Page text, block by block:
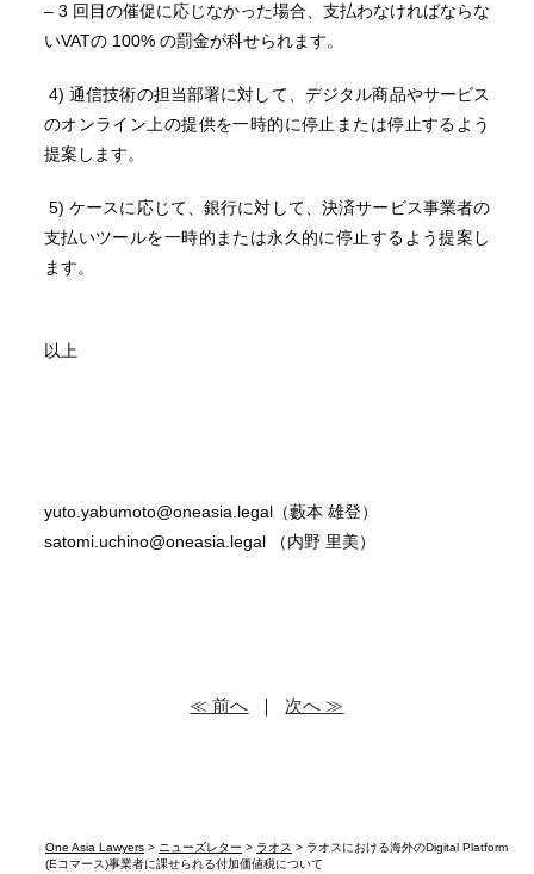
One Asia Lawyers > ニューズレター > ラオス > ラオスにおける海外のDigital Platform
(Eコマース)事業者に課せられる付加価値税について
– 3 回目の催促に応じなかった場合、支払わなければならな
いVATの 100% の罰金が科せられます。
4) 通信技術の担当部署に対して、デジタル商品やサービス
のオンライン上の提供を一時的に停止または停止するよう
提案します。
5) ケースに応じて、銀行に対して、決済サービス事業者の
支払いツールを一時的または永久的に停止するよう提案し
ます。
以上
yuto.yabumoto@oneasia.legal（藪本 雄登）
satomi.uchino@oneasia.legal （内野 里美）
≪ 前へ ｜ 次へ ≫